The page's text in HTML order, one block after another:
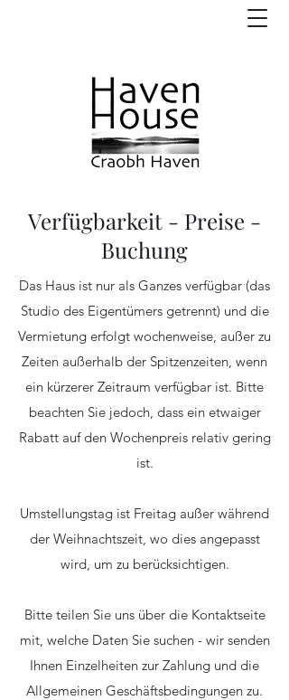
Verfügbarkeit - Preise -
Buchung
Das Haus ist nur als Ganzes verfügbar (das
Studio des Eigentümers getrennt) und die
Vermietung erfolgt wochenweise, außer zu
Zeiten außerhalb der Spitzenzeiten, wenn
ein kürzerer Zeitraum verfügbar ist. Bitte
beachten Sie jedoch, dass ein etwaiger
Rabatt auf den Wochenpreis relativ gering
ist.
Umstellungstag ist Freitag außer während
der Weihnachtszeit, wo dies angepasst
wird, um zu berücksichtigen.
Bitte teilen Sie uns über die Kontaktseite
mit, welche Daten Sie suchen - wir senden
Ihnen Einzelheiten zur Zahlung und die
Allgemeinen Geschäftsbedingungen zu.